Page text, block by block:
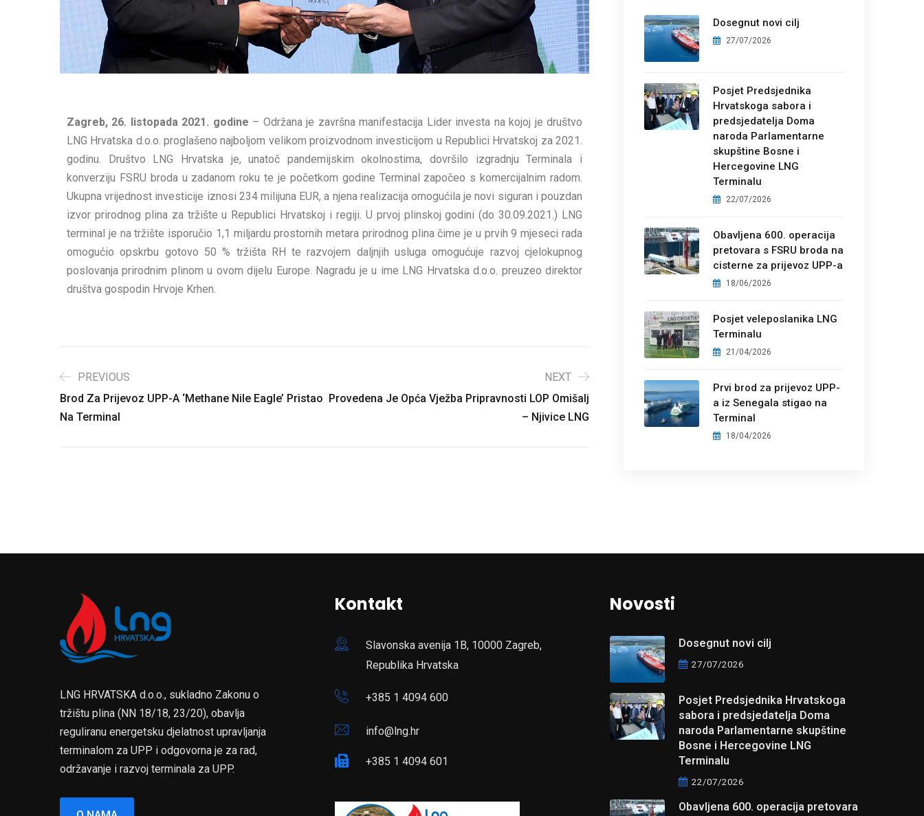
Zagreb, 26. listopada 2021. godine – Održana je završna manifestacija Lider investa na kojoj je društvo
LNG Hrvatska d.o.o. proglašeno najboljom velikom proizvodnom investicijom u Republici Hrvatskoj za 2021.
godinu. Društvo LNG Hrvatska je, unatoč pandemijskim okolnostima, dovršilo izgradnju Terminala i
konverziju FSRU broda u zadanom roku te je početkom godine Terminal započeo s komercijalnim radom.
Ukupna vrijednost investicije iznosi 234 milijuna EUR, a njena realizacija omogućila je novi siguran i pouzdan
izvor prirodnog plina za tržište u Republici Hrvatskoj i regiji. U prvoj plinskoj godini (do 30.09.2021.) LNG
terminal je na tržište isporučio 1,1 miljardu prostornih metara prirodnog plina čime je u prvih 9 mjeseci rada
omogućio opskrbu gotovo 50 % tržišta RH te razvojem daljnjih usluga omogućuje razvoj cjelokupnog
poslovanja prirodnim plinom u ovom dijelu Europe. Nagradu je u ime LNG Hrvatska d.o.o. preuzeo direktor
društva gospodin Hrvoje Krhen.
PREVIOUS
Brod Za Prijevoz UPP-A ‘Methane Nile Eagle’ Pristao
Na Terminal
NEXT
Provedena Je Opća Vježba Pripravnosti LOP Omišalj
– Njivice LNG
Dosegnut novi cilj
27/07/2026
Posjet Predsjednika
Hrvatskoga sabora i
predsjedatelja Doma
naroda Parlamentarne
skupštine Bosne i
Hercegovine LNG
Terminalu
22/07/2026
Obavljena 600. operacija
pretovara s FSRU broda na
cisterne za prijevoz UPP-a
18/06/2026
Posjet veleposlanika LNG
Terminalu
21/04/2026
Prvi brod za prijevoz UPP-
a iz Senegala stigao na
Terminal
18/04/2026
LNG HRVATSKA d.o.o., sukladno Zakonu o
tržištu plina (NN 18/18, 23/20), obavlja
reguliranu energetsku djelatnost upravljanja
terminalom za UPP i odgovorna je za rad,
održavanje i razvoj terminala za UPP.
Kontakt
Slavonska avenija 1B, 10000 Zagreb,
Republika Hrvatska
+385 1 4094 600
info@lng.hr
+385 1 4094 601
Novosti
Dosegnut novi cilj
27/07/2026
Posjet Predsjednika Hrvatskoga
sabora i predsjedatelja Doma
naroda Parlamentarne skupštine
Bosne i Hercegovine LNG
Terminalu
22/07/2026
Obavljena 600. operacija pretovara